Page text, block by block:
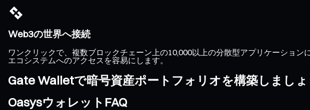
Web3の世界へ接続
ワンクリックで、複数ブロックチェーン上の10,000以上の分散型アプリケーショ
エコシステムへのアクセスを容易にします。
Gate Walletで暗号資産ポートフォリオを構築しましょ
OasysウォレットFAQ